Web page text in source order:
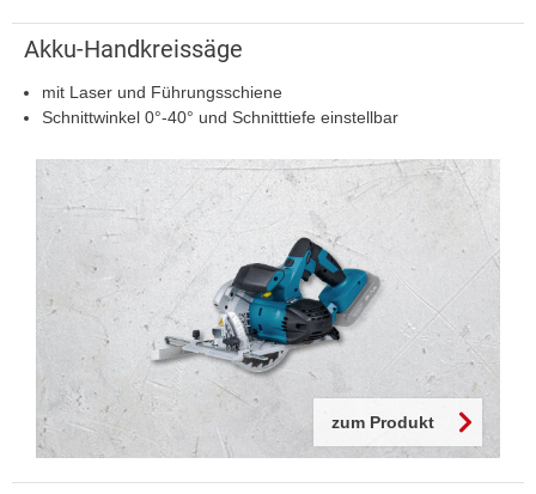
Akku-Handkreissäge
mit Laser und Führungsschiene
Schnittwinkel 0°-40° und Schnitttiefe einstellbar
zum Produkt